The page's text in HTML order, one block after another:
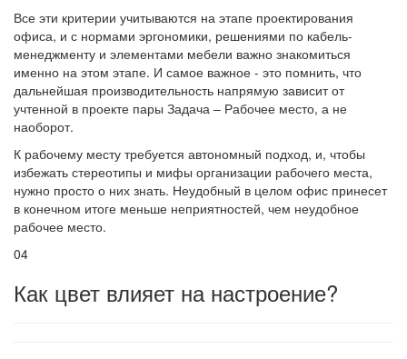
Все эти критерии учитываются на этапе проектирования
офиса, и с нормами эргономики, решениями по кабель-
менеджменту и элементами мебели важно знакомиться
именно на этом этапе. И самое важное - это помнить, что
дальнейшая производительность напрямую зависит от
учтенной в проекте пары Задача – Рабочее место, а не
наоборот.
К рабочему месту требуется автономный подход, и, чтобы
избежать стереотипы и мифы организации рабочего места,
нужно просто о них знать. Неудобный в целом офис принесет
в конечном итоге меньше неприятностей, чем неудобное
рабочее место.
04
Как цвет влияет на настроение?